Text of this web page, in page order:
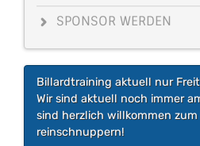
SPONSOR WERDEN
Billardtraining aktuell nur
Wir sind aktuell noch immer
sind herzlich willkommen
reinschnuppern!